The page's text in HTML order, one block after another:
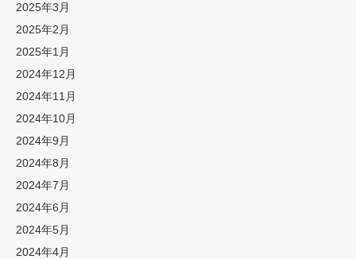
2025年3月
2025年2月
2025年1月
2024年12月
2024年11月
2024年10月
2024年9月
2024年8月
2024年7月
2024年6月
2024年5月
2024年4月